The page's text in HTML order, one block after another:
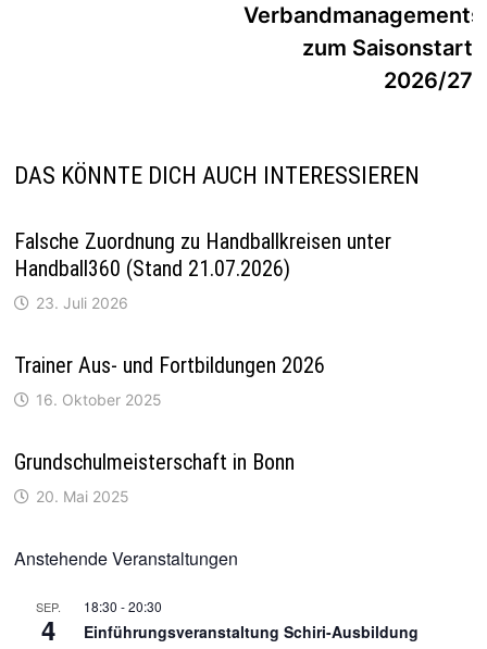
zum Saisonstart
2026/27
DAS KÖNNTE DICH AUCH INTERESSIEREN
Falsche Zuordnung zu Handballkreisen unter
Handball360 (Stand 21.07.2026)
23. Juli 2026
Trainer Aus- und Fortbildungen 2026
16. Oktober 2025
Grundschulmeisterschaft in Bonn
20. Mai 2025
Anstehende Veranstaltungen
SEP.
4
18:30 -20:30
Einführungsveranstaltung Schiri-Ausbildung